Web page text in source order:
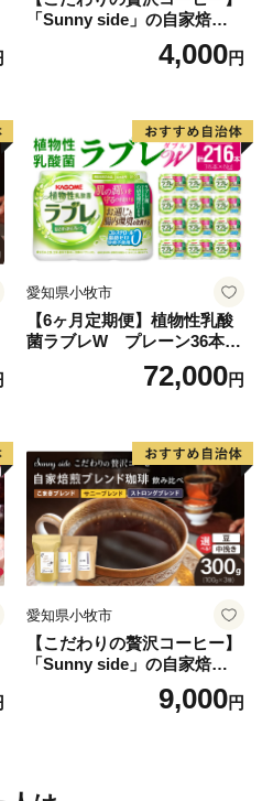
「Sunny side」の自家焙煎珈
琲サニーブレンド（100g）
4,000円
愛知県小牧市
【6ヶ月定期便】植物性乳酸
菌ラブレW プレーン36本
72,000円
愛知県小牧市
【こだわりの贅沢コーヒー】
「Sunny side」の自家焙煎珈
琲ブレンド珈琲飲み比べセッ
9,000円